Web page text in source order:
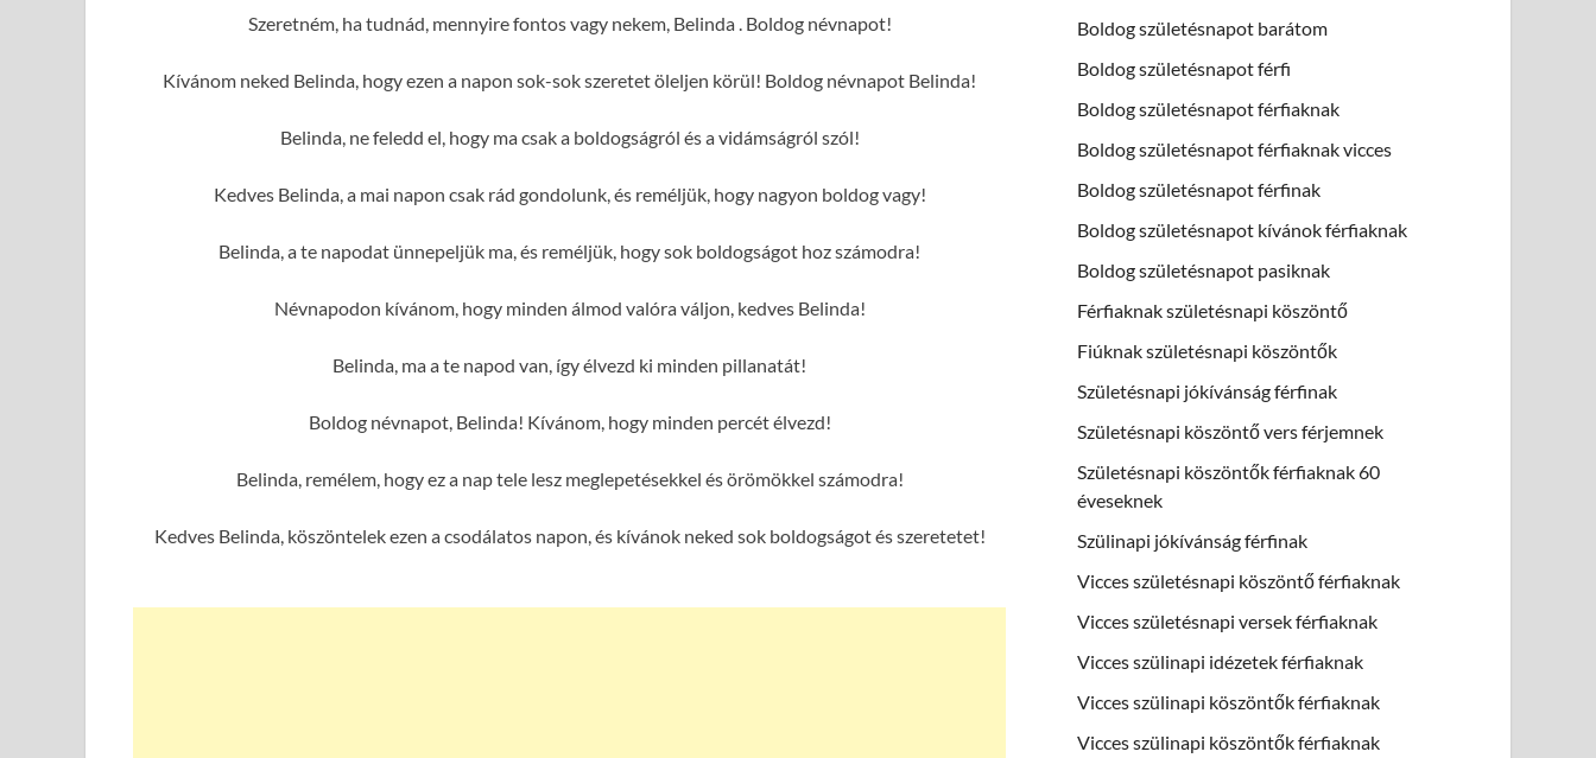
Szeretném, ha tudnád, mennyire fontos vagy nekem, Belinda . Boldog névnapot!
Kívánom neked Belinda, hogy ezen a napon sok-sok szeretet öleljen körül! Boldog névnapot Belinda!
Belinda, ne feledd el, hogy ma csak a boldogságról és a vidámságról szól!
Kedves Belinda, a mai napon csak rád gondolunk, és reméljük, hogy nagyon boldog vagy!
Belinda, a te napodat ünnepeljük ma, és reméljük, hogy sok boldogságot hoz számodra!
Névnapodon kívánom, hogy minden álmod valóra váljon, kedves Belinda!
Belinda, ma a te napod van, így élvezd ki minden pillanatát!
Boldog névnapot, Belinda! Kívánom, hogy minden percét élvezd!
Belinda, remélem, hogy ez a nap tele lesz meglepetésekkel és örömökkel számodra!
Kedves Belinda, köszöntelek ezen a csodálatos napon, és kívánok neked sok boldogságot és szeretetet!
Boldog születésnapot barátom
Boldog születésnapot férfi
Boldog születésnapot férfiaknak
Boldog születésnapot férfiaknak vicces
Boldog születésnapot férfinak
Boldog születésnapot kívánok férfiaknak
Boldog születésnapot pasiknak
Férfiaknak születésnapi köszöntő
Fiúknak születésnapi köszöntők
Születésnapi jókívánság férfinak
Születésnapi köszöntő vers férjemnek
Születésnapi köszöntők férfiaknak 60
éveseknek
Szülinapi jókívánság férfinak
Vicces születésnapi köszöntő férfiaknak
Vicces születésnapi versek férfiaknak
Vicces szülinapi idézetek férfiaknak
Vicces szülinapi köszöntők férfiaknak
Vicces szülinapi köszöntők férfiaknak